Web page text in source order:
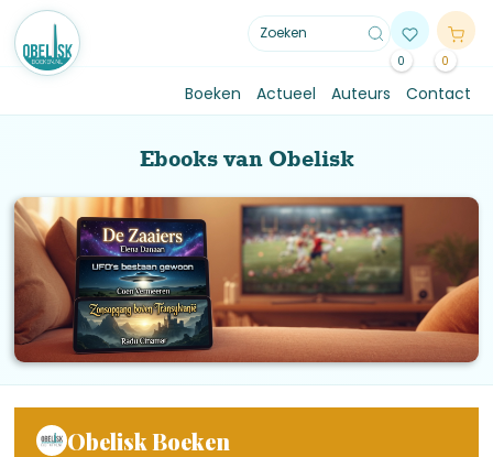
0 0
Boeken Actueel Auteurs Contact
Ebooks van Obelisk
Obelisk Boeken